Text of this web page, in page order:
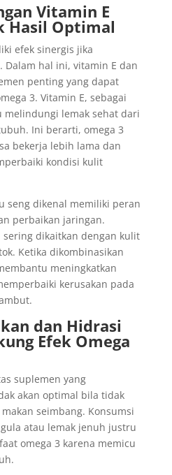
Vitamin E
Hasil Optimal
efek sinergis jika
Dalam hal ini, vitamin E dan
penting yang dapat
3. Vitamin E, sebagai
lemak sehat dari
Ini berarti, omega 3
bekerja lebih lama dan
kondisi kulit
seng dikenal memiliki peran
perbaikan jaringan.
dikaitkan dengan kulit
Ketika dikombinasikan
meningkatkan
kerusakan pada
dan Hidrasi
Efek Omega
suplemen yang
akan optimal bila tidak
seimbang. Konsumsi
atau lemak jenuh justru
omega 3 karena memicu